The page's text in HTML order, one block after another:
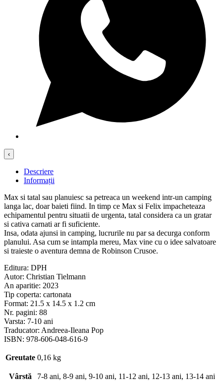
‹
Descriere
Informații
Max si tatal sau planuiesc sa petreaca un weekend intr-un camping
langa lac, doar baieti fiind. In timp ce Max si Felix impacheteaza
echipamentul pentru situatii de urgenta, tatal considera ca un gratar
si cativa carnati ar fi suficiente.
Insa, odata ajunsi in camping, lucrurile nu par sa decurga conform
planului. Asa cum se intampla mereu, Max vine cu o idee salvatoare
si traieste o aventura demna de Robinson Crusoe.
Editura: DPH
Autor: Christian Tielmann
An aparitie: 2023
Tip coperta: cartonata
Format: 21.5 x 14.5 x 1.2 cm
Nr. pagini: 88
Varsta: 7-10 ani
Traducator: Andreea-Ileana Pop
ISBN: 978-606-048-616-9
Greutate 0,16 kg
Vârstă 7-8 ani, 8-9 ani, 9-10 ani, 11-12 ani, 12-13 ani, 13-14 ani